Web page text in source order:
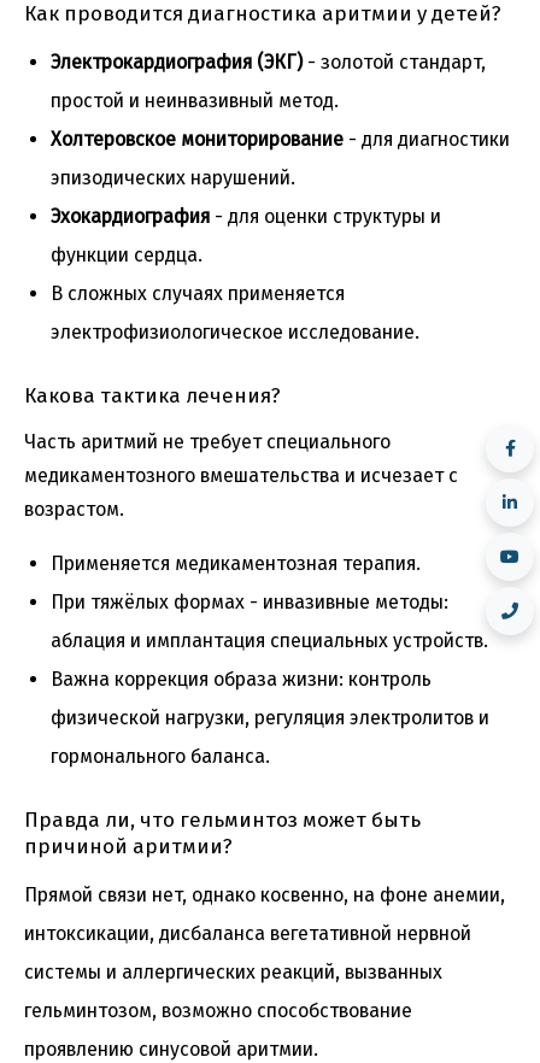
Как проводится диагностика аритмии у детей?
Электрокардиография (ЭКГ)- золотой стандарт,
простой и неинвазивный метод.
Холтеровское мониторирование - для диагностики
эпизодических нарушений.
Эхокардиография - для оценки структуры и
функции сердца.
В сложных случаях применяется
электрофизиологическое исследование.
Какова тактика лечения?
Часть аритмий не требует специального
медикаментозного вмешательства и исчезает с
возрастом.
Применяется медикаментозная терапия.
При тяжёлых формах - инвазивные методы:
аблация и имплантация специальных устройств.
Важна коррекция образа жизни: контроль
физической нагрузки, регуляция электролитов и
гормонального баланса.
Правда ли, что гельминтоз может быть
причиной аритмии?
Прямой связи нет, однако косвенно, на фоне анемии,
интоксикации, дисбаланса вегетативной нервной
системы и аллергических реакций, вызванных
гельминтозом, возможно способствование
проявлению синусовой аритмии.